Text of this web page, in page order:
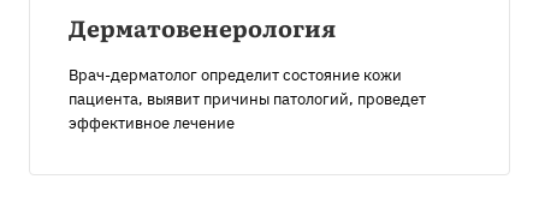
Дерматовенерология
Врач-дерматолог определит состояние кожи
пациента, выявит причины патологий, проведет
эффективное лечение